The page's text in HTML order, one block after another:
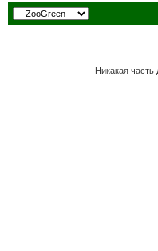
Никакая